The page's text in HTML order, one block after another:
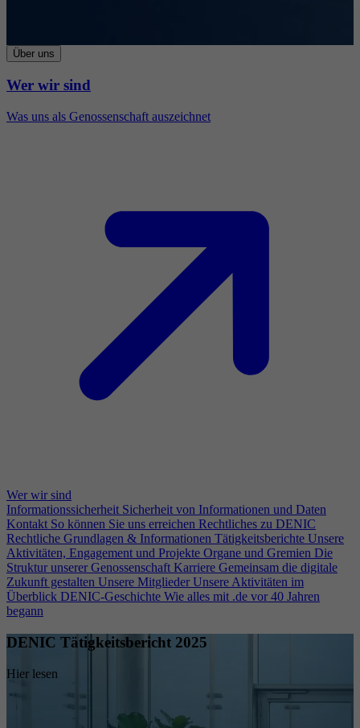
Über uns
Wer wir sind
Was uns als Genossenschaft auszeichnet
Wer wir sind
Informationssicherheit Sicherheit von Informationen und Daten
Kontakt So können Sie uns erreichen Rechtliches zu DENIC
Rechtliche Grundlagen & Informationen Tätigkeitsberichte Unsere
Aktivitäten, Engagement und Projekte Organe und Gremien Die
Struktur unserer Genossenschaft Karriere Gemeinsam die digitale
Zukunft gestalten Unsere Mitglieder Unsere Aktivitäten im
Überblick DENIC-Geschichte Wie alles mit .de vor 40 Jahren
begann
DENIC Tätigkeitsbericht 2025
Hier lesen